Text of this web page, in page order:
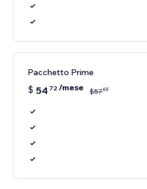
Pacchetto Prime
$ 54 72/mese $5760